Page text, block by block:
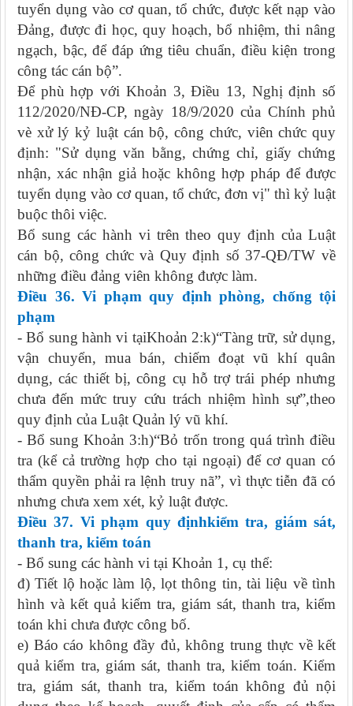
tuyển dụng vào cơ quan, tổ chức, được kết nạp vào
Đảng, được đi học, quy hoạch, bổ nhiệm, thi nâng
ngạch, bậc, để đáp ứng tiêu chuẩn, điều kiện trong
công tác cán bộ”.
Để phù hợp với Khoản 3, Điều 13, Nghị định số
112/2020/NĐ-CP, ngày 18/9/2020 của Chính phủ
vè xử lý kỷ luật cán bộ, công chức, viên chức quy
định: "Sử dụng văn bằng, chứng chỉ, giấy chứng
nhận, xác nhận giả hoặc không hợp pháp để được
tuyển dụng vào cơ quan, tổ chức, đơn vị" thì kỷ luật
buộc thôi việc.
Bổ sung các hành vi trên theo quy định của Luật
cán bộ, công chức và Quy định số 37-QĐ/TW về
những điều đảng viên không được làm.
Điều 36. Vi phạm quy định phòng, chống tội
phạm
- Bổ sung hành vi tạiKhoản 2:k)“Tàng trữ, sử dụng,
vận chuyển, mua bán, chiếm đoạt vũ khí quân
dụng, các thiết bị, công cụ hỗ trợ trái phép nhưng
chưa đến mức truy cứu trách nhiệm hình sự”,theo
quy định của Luật Quản lý vũ khí.
- Bổ sung Khoản 3:h)“Bỏ trốn trong quá trình điều
tra (kể cả trường hợp cho tại ngoại) để cơ quan có
thẩm quyền phải ra lệnh truy nã”, vì thực tiễn đã có
nhưng chưa xem xét, kỷ luật được.
Điều 37. Vi phạm quy địnhkiểm tra, giám sát,
thanh tra, kiểm toán
- Bổ sung các hành vi tại Khoản 1, cụ thể:
đ) Tiết lộ hoặc làm lộ, lọt thông tin, tài liệu về tình
hình và kết quả kiểm tra, giám sát, thanh tra, kiểm
toán khi chưa được công bố.
e) Báo cáo không đầy đủ, không trung thực về kết
quả kiểm tra, giám sát, thanh tra, kiểm toán. Kiểm
tra, giám sát, thanh tra, kiểm toán không đủ nội